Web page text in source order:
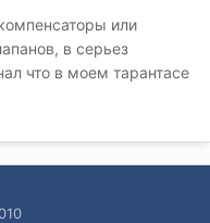
или
в серьез
что в моем тарантасе